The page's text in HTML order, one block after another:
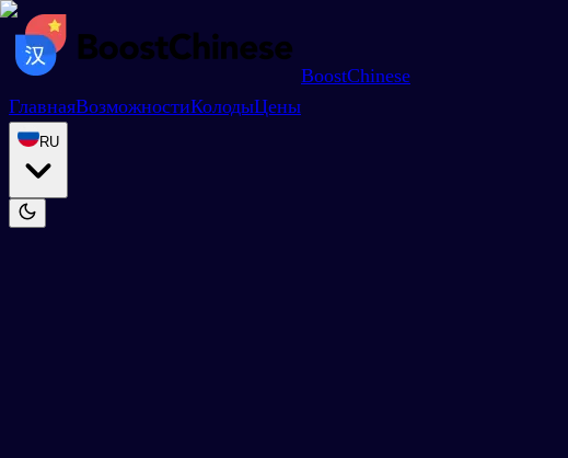
BoostChinese
ГлавнаяВозможностиКолодыЦены
RU